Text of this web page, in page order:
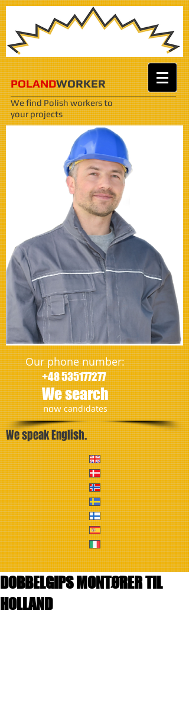
POLANDWORKER
We find Polish workersto
your projects
Our phone number:
+48 535177277
We search
​nowcandidates
We speak English.
DOBBELGIPS MONTØRER TIL
HOLLAND